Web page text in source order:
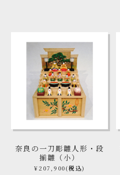
奈良の一刀彫雛人形・段
揃雛（小）
¥207,900(税込)